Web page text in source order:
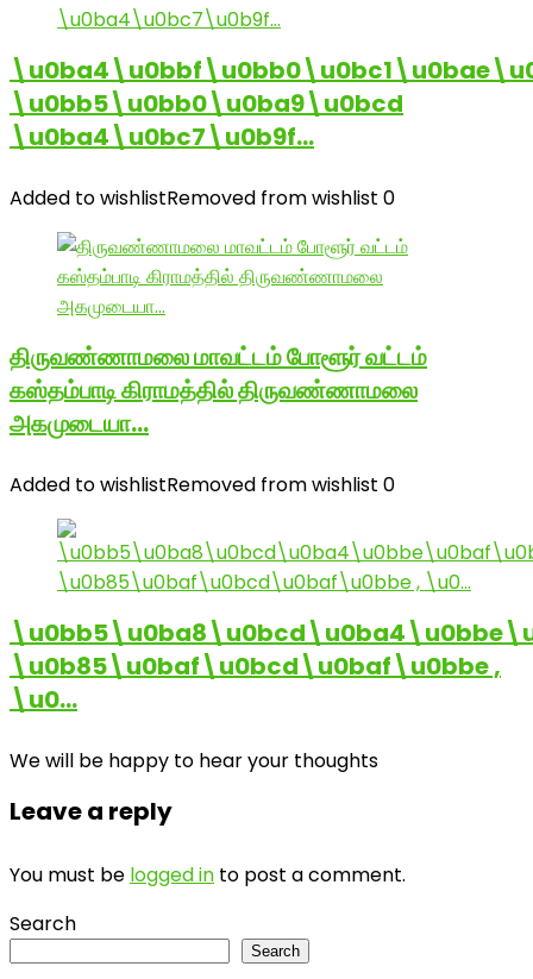
\u0bb5\u0bb0\u0ba9\u0bcd
\u0ba4\u0bc7\u0b9f…
Added to wishlistRemoved from wishlist 0
திருவண்ணாமலை மாவட்டம் போளூர் வட்டம்
கஸ்தம்பாடி கிராமத்தில் திருவண்ணாமலை
அகமுடையா…
Added to wishlistRemoved from wishlist 0
\u0b85\u0baf\u0bcd\u0baf\u0bbe ,
\u0…
We will be happy to hear your thoughts
Leave a reply
You must be logged in to post a comment.
Search
Search